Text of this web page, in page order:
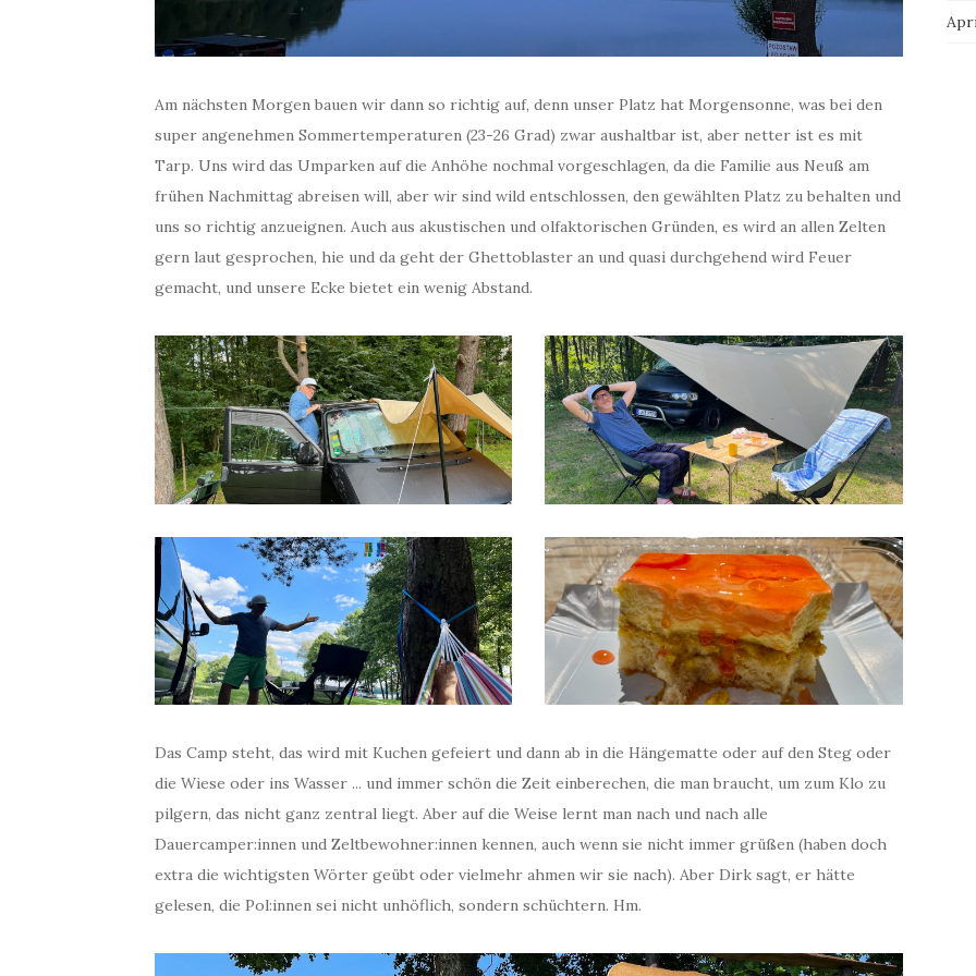
Am nächsten Morgen bauen wir dann so richtig auf, denn unser Platz hat Morgensonne, was bei den
super angenehmen Sommertemperaturen (23-26 Grad) zwar aushaltbar ist, aber netter ist es mit
Tarp. Uns wird das Umparken auf die Anhöhe nochmal vorgeschlagen, da die Familie aus Neuß am
frühen Nachmittag abreisen will, aber wir sind wild entschlossen, den gewählten Platz zu behalten und
uns so richtig anzueignen. Auch aus akustischen und olfaktorischen Gründen, es wird an allen Zelten
gern laut gesprochen, hie und da geht der Ghettoblaster an und quasi durchgehend wird Feuer
gemacht, und unsere Ecke bietet ein wenig Abstand.
Das Camp steht, das wird mit Kuchen gefeiert und dann ab in die Hängematte oder auf den Steg oder
die Wiese oder ins Wasser ... und immer schön die Zeit einberechen, die man braucht, um zum Klo zu
pilgern, das nicht ganz zentral liegt. Aber auf die Weise lernt man nach und nach alle
Dauercamper:innen und Zeltbewohner:innen kennen, auch wenn sie nicht immer grüßen (haben doch
extra die wichtigsten Wörter geübt oder vielmehr ahmen wir sie nach). Aber Dirk sagt, er hätte
gelesen, die Pol:innen sei nicht unhöflich, sondern schüchtern. Hm.